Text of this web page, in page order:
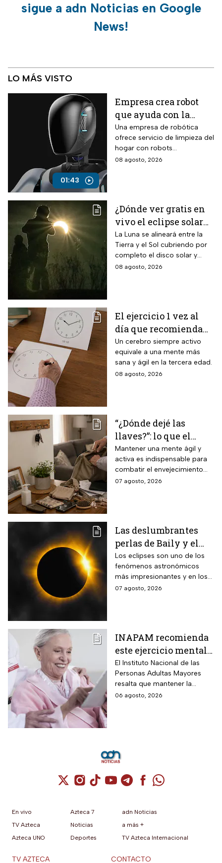
sigue a adn Noticias en Google
News!
LO MÁS VISTO
01:43
Empresa crea robot
que ayuda con la
limpieza del hogar
Una empresa de robótica
ofrece servicio de limpieza del
hogar con robots
humanoides por 30 dólares la
08 agosto, 2026
¿Dónde ver gratis en
vivo el eclipse solar
en México?
La Luna se alineará entre la
Tierra y el Sol cubriendo por
completo el disco solar y
generará oscuridad diurna, un
08 agosto, 2026
El ejercicio 1 vez al
día que recomienda
INAPAM para adultos
mayores para mejorar
la percepción motora
y la capacidad de
Un cerebro siempre activo
equivale a una mente más
sana y ágil en la tercera edad.
08 agosto, 2026
“¿Dónde dejé las
llaves?”: lo que el
INAPAM advierte
sobre los 3 olvidos
comunes que no
debes ignorar en la
Mantener una mente ágil y
activa es indispensable para
combatir el envejecimiento
natural del cerebro.
07 agosto, 2026
Las deslumbrantes
perlas de Baily y el
anillo de diamantes
que se verán en el
eclipse solar total
Los eclipses son uno de los
fenómenos astronómicos
más impresionantes y en los
próximos días habrá un
07 agosto, 2026
INAPAM recomienda
este ejercicio mental
para adultos mayores
5 veces a la semana
durante 3 meses para
mejorar la atención
El Instituto Nacional de las
Personas Adultas Mayores
resalta que mantener la
disciplina es la clave para
06 agosto, 2026
Cuenta de X / Twitter (se abre en una
Cuenta de Instagram (se abre en una
Cuenta de TikTok (se abre en
Cuenta de YouTube (se abre
Cuenta de Telegram (se
Cuenta de
Cuenta de
En vivo
TV Azteca
Azteca UNO
Azteca 7
Noticias
Deportes
adn Noticias
a más +
TV Azteca Internacional
TV AZTECA CONTACTO